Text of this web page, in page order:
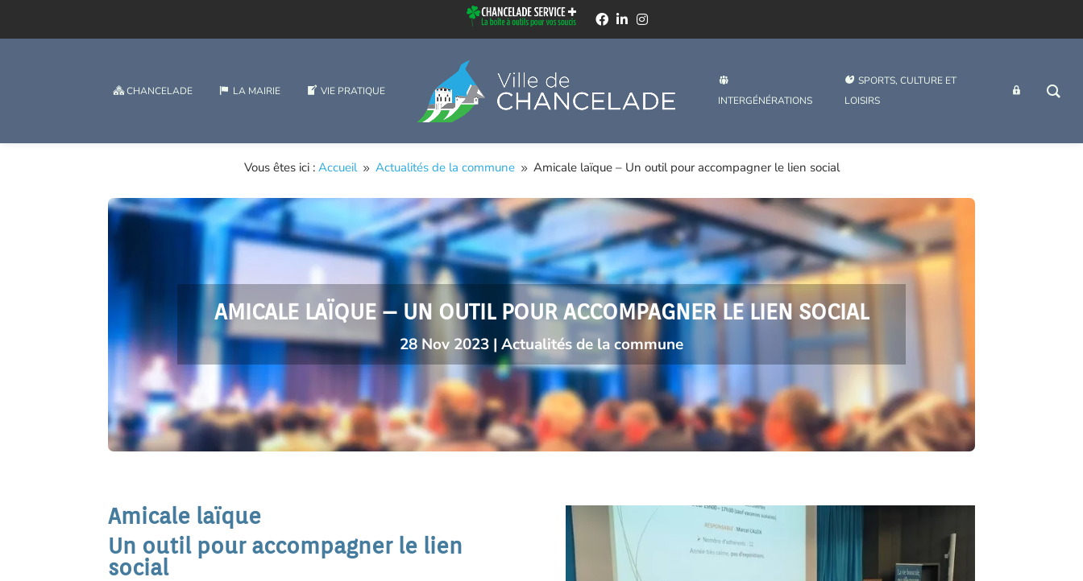
CHANCELADE LA MAIRIE VIE PRATIQUE
INTERGÉNÉRATIONS
SPORTS, CULTURE ET
LOISIRS
INTRANET
Vous êtes ici : Accueil 9 Actualités de la commune 9 Amicale laïque – Un outil pour accompagner le lien social
AMICALE LAÏQUE – UN OUTIL POUR ACCOMPAGNER LE LIEN SOCIAL
28 Nov 2023 | Actualités de la commune
Amicale laïque
Un outil pour accompagner le lien
social